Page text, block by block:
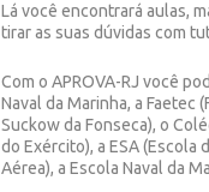
Lá você encontrará aulas,
tirar as suas dúvidas com
Com o APROVA-RJ você
Naval da Marinha, a Faetec
Suckow da Fonseca), o
do Exército), a ESA (Escola
Aérea), a Escola Naval da